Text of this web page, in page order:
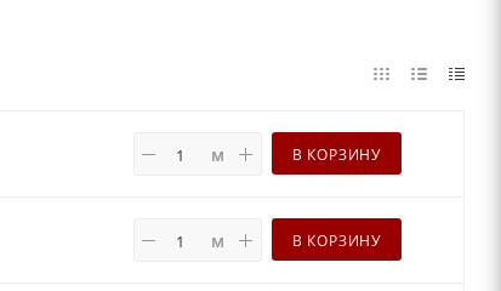
м В КОРЗИНУ
м В КОРЗИНУ